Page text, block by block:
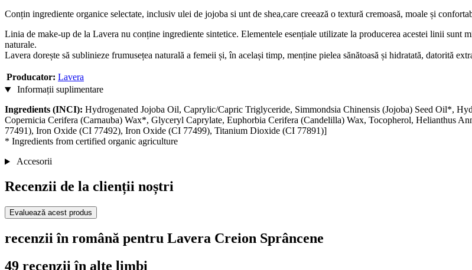
Conțin ingrediente organice selectate, inclusiv ulei de jojoba si unt de shea,care creează o textură cremoasă, moale și
Linia de make-up de la Lavera nu conține ingrediente sintetice. Elementele esențiale utilizate la producerea acestei linii
naturale.
Lavera dorește să sublinieze frumusețea naturală a femeii și, în același timp, menține pielea sănătoasă și hidratată, datorită
Producator: Lavera
Informații suplimentare
Ingredients (INCI): Hydrogenated Jojoba Oil, Caprylic/Capric Triglyceride, Simmondsia Chinensis (Jojoba) Seed Oil*,
Copernicia Cerifera (Carnauba) Wax*, Glyceryl Caprylate, Euphorbia Cerifera (Candelilla) Wax, Tocopherol, Helianthus
77491), Iron Oxide (CI 77492), Iron Oxide (CI 77499), Titanium Dioxide (CI 77891)]
* Ingredients from certified organic agriculture
Accesorii
Recenzii de la clienții noștri
Evaluează acest produs
recenzii în română pentru Lavera Creion Sprâncene
49 recenzii în alte limbi